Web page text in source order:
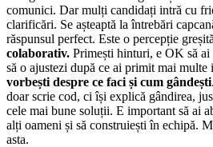
comunici. Dar mulți candidați intră cu
clarificări. Se așteaptă la întrebări
răspunsul perfect. Este o percepție
colaborativ. Primești hinturi, e OK să
să o ajustezi după ce ai primit mai
vorbești despre ce faci și cum gândești
doar scrie cod, ci își explică gândirea,
cele mai bune soluții. E important să ai
alți oameni și să construiești în echipă.
asta.